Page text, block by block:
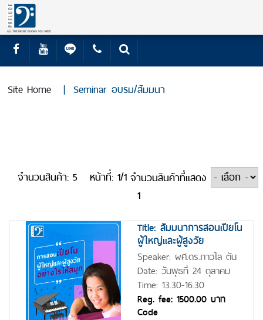
Site Home |Seminar อบรม/สัมมนา
จำนวนสินค้า: 5 หน้าที่: 1/1 จำนวนสินค้าที่แสดง
1
Title: สัมมนาการสอนเปียโน
ผู้ใหญ่และผู้สูงวัย
Speaker: ผศ.ดร.ภาวไล ตัน
จันทร์พงศ์
Date: วันพุธที่ 24 ตุลาคม
2561
Time: 13.30-16.30
Reg. fee: 1500.00 บาท
Code